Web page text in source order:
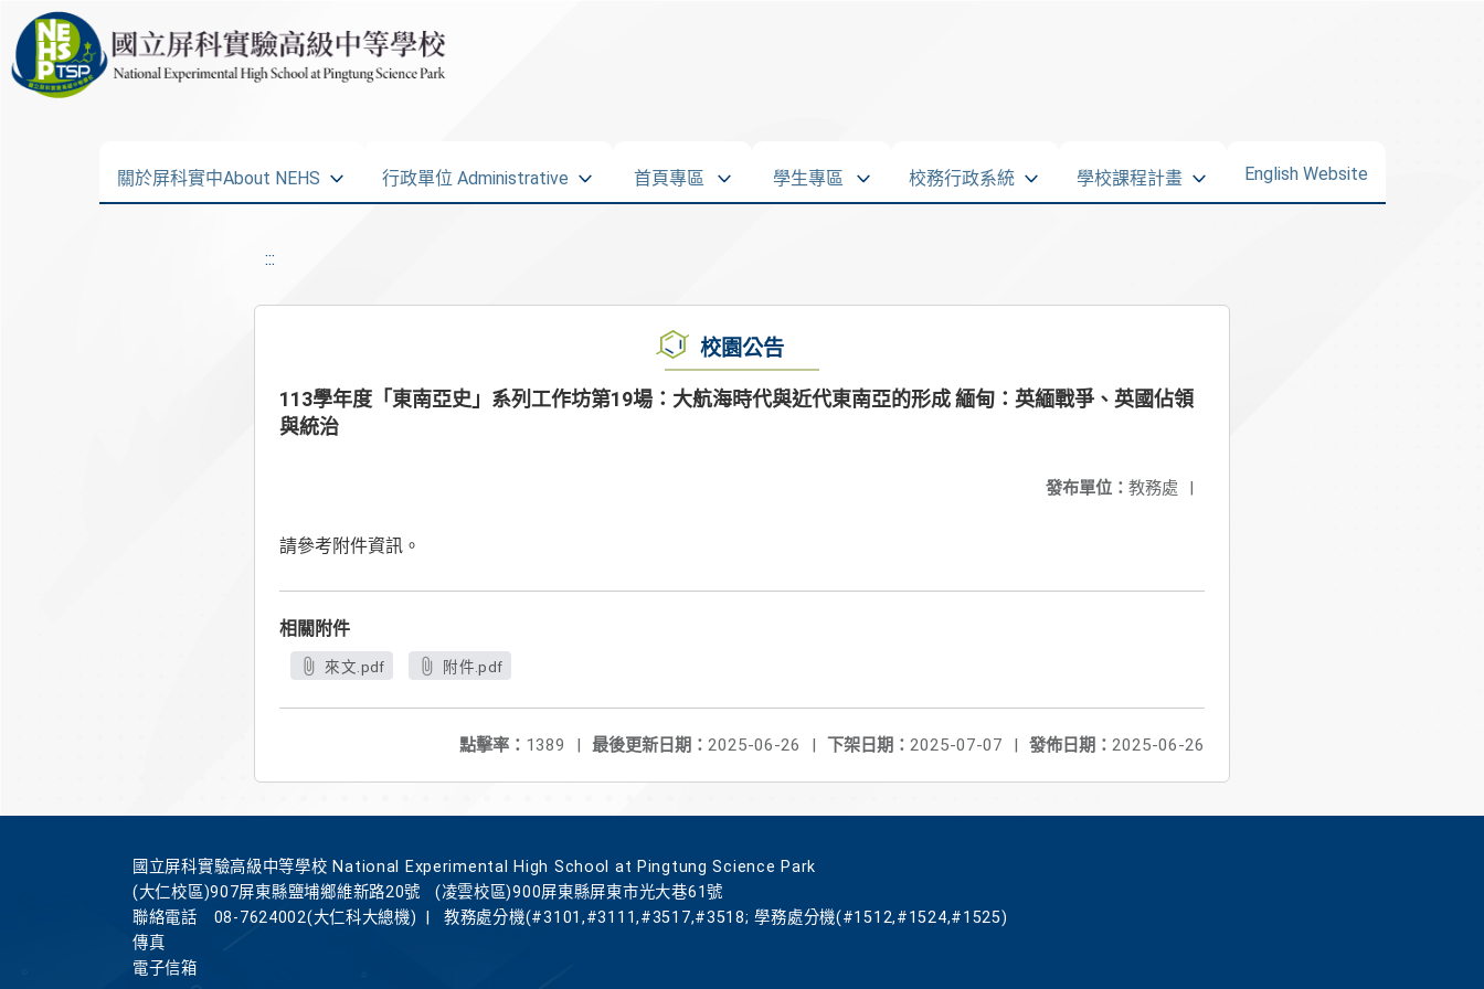
關於屏科實中About NEHS 行政單位 Administrative 首頁專區 學生專區 校務行政系統 學校課程計畫 English Website
:::
校園公告
113學年度「東南亞史」系列工作坊第19場：大航海時代與近代東南亞的形成 緬甸：英緬戰爭、英國佔領
與統治
發布單位： 教務處 |
請參考附件資訊。
相關附件
來文.pdf 附件.pdf
發佈日期： 2025-06-26
下架日期： 2025-07-07 |
最後更新日期： 2025-06-26 |
點擊率： 1389 |
國立屏科實驗高級中等學校 National Experimental High School at Pingtung Science Park
(大仁校區)907屏東縣鹽埔鄉維新路20號
(凌雲校區)900屏東縣屏東市光大巷61號
聯絡電話
08-7624002(大仁科大總機)
教務處分機(#3101,#3111,#3517,#3518; 學務處分機(#1512,#1524,#1525)
傳真
電子信箱